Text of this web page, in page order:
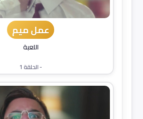
عمل ميم
اللعبة
- الحلقة 1